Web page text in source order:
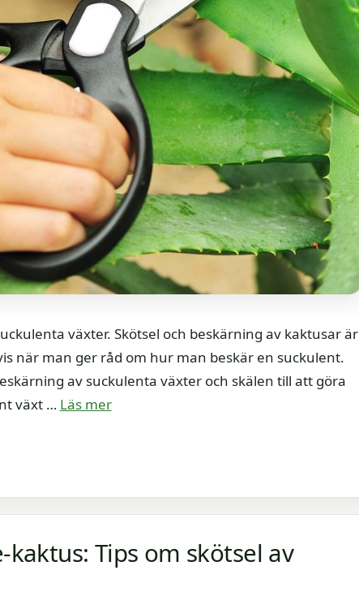
växter. Skötsel och beskärning av kaktusar är
när man ger råd om hur man beskär en suckulent.
av suckulenta växter och skälen till att göra
växt … Läs mer
Tips om skötsel av